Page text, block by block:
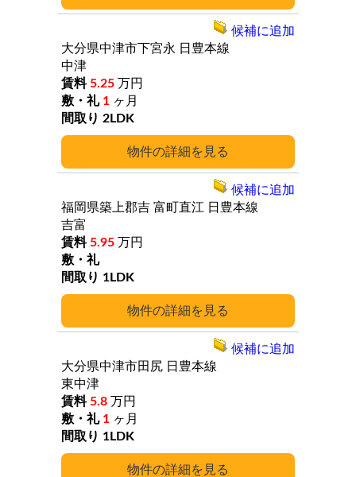
詳細
大分県中津市下宮永 日豊本線
中津
5.25 万円
1 ヶ月
2LDK
候補に追加
詳細
福岡県築上郡吉 富町直江 日豊本線
吉富
5.95 万円
1LDK
候補に追加
詳細
大分県中津市田尻 日豊本線
東中津
5.8 万円
1 ヶ月
1LDK
候補に追加